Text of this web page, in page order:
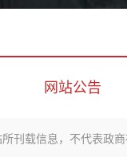
网站公告
刊载信息，不代表政